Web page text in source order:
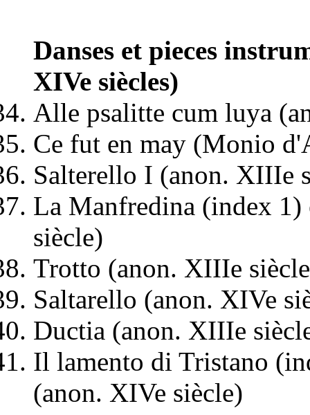
Danses et pieces
XIVe siècles)
Alle psalitte cum luya
Ce fut en may (Monio
Salterello I (anon. XIIIe
La Manfredina (index
siècle)
Trotto (anon. XIIIe
Saltarello (anon. XIVe
Ductia (anon. XIIIe
Il lamento di Tristano
(anon. XIVe siècle)